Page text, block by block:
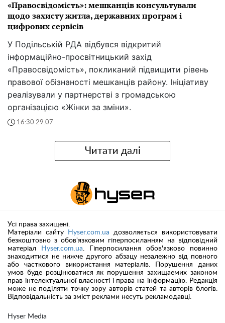
«Правосвідомість»: мешканців консультували
щодо захисту житла, державних програм і
цифрових сервісів
У Подільській РДА відбувся відкритий
інформаційно-просвітницький захід
«Правосвідомість», покликаний підвищити рівень
правової обізнаності мешканців району. Ініціативу
реалізували у партнерстві з громадською
організацією «Жінки за зміни».
16:30 29.07
Читати далі
Hyser Media
Усі права захищені.
Матеріали сайту
Hyser.com.ua дозволяється використовувати
безкоштовно з обов'язковим гіперпосиланням на відповідний
матеріал
Hyser.com.ua. Гіперпосилання обов'язково повинно
знаходитися не нижче другого абзацу незалежно від повного
або часткового використання матеріалів. Порушення даних
умов буде розцінюватися як порушення захищаемих законом
прав інтелектуальної власності і права на інформацію. Редакція
може не поділяти точку зору авторів статей та авторів блогів.
Відповідальність за зміст реклами несуть рекламодавці.